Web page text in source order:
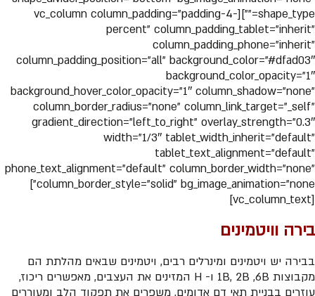
shape_type=””][vc_column column_padding=”padding-4-
percent” column_padding_tablet=”inherit”
column_padding_phone=”inherit”
column_padding_position=”all” background_color=”#dfad03″
background_color_opacity=”1″
background_hover_color_opacity=”1″ column_shadow=”none”
column_border_radius=”none” column_link_target=”_self”
gradient_direction=”left_to_right” overlay_strength=”0.3″
width=”1/3″ tablet_width_inherit=”default”
tablet_text_alignment=”default”
phone_text_alignment=”default” column_border_width=”none”
column_border_style=”solid” bg_image_animation=”none”]
[vc_column_text]
בירה וויטמינים
בבירה יש ויטמינים ומינרלים רבים, ויטמינים שבאים מהלתת הם
מקבוצות 1B, 2B ,6B ו- H המזינים את העצבים, מאפשרים ריכוז,
עוזרים בבניית תאי דם אדומים, משפרים את תפקוד הלב ומעוררים